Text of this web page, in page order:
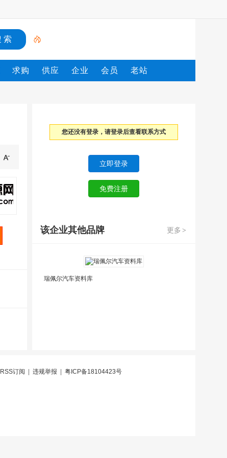
求购 供应 企业 会员 老站
您还没有登录，请登录后查看联系方式
更多 >
该企业其他品牌
瑞佩尔汽车资料库
RSS订阅 违规举报 粤ICP备18104423号